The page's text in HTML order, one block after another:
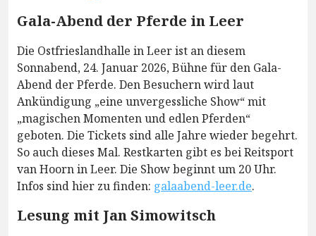
Gala-Abend der Pferde in Leer
Die Ostfrieslandhalle in Leer ist an diesem
Sonnabend, 24. Januar 2026, Bühne für den Gala-
Abend der Pferde. Den Besuchern wird laut
Ankündigung „eine unvergessliche Show“ mit
„magischen Momenten und edlen Pferden“
geboten. Die Tickets sind alle Jahre wieder begehrt.
So auch dieses Mal. Restkarten gibt es bei Reitsport
van Hoorn in Leer. Die Show beginnt um 20 Uhr.
Infos sind hier zu finden: galaabend-leer.de.
Lesung mit Jan Simowitsch